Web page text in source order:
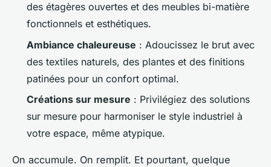
des étagères ouvertes et des meubles bi-matière
fonctionnels et esthétiques.
Ambiance chaleureuse : Adoucissez le brut avec
des textiles naturels, des plantes et des finitions
patinées pour un confort optimal.
Créations sur mesure : Privilégiez des solutions
sur mesure pour harmoniser le style industriel à
votre espace, même atypique.
On accumule. On remplit. Et pourtant, quelque